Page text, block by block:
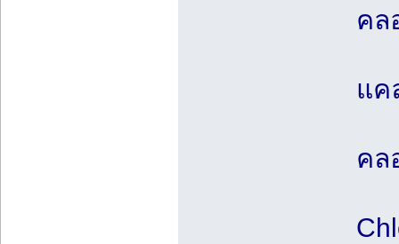
คล
แค
คล